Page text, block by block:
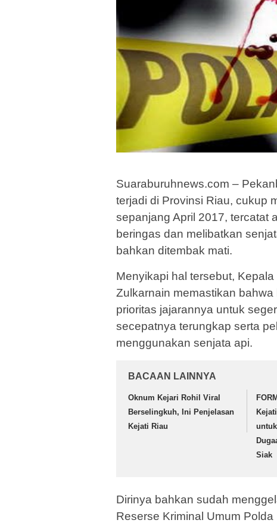
Suaraburuhnews.com –
terjadi di Provinsi Riau, cukup
sepanjang April 2017, tercatat
beringas dan melibatkan
bahkan ditembak mati.
Menyikapi hal tersebut,
Zulkarnain memastikan
prioritas jajarannya untuk
secepatnya terungkap serta
menggunakan senjata api.
BACAAN LAINNYA
Oknum Kejari Rohil Viral
Berselingkuh, Ini Penjelasan
Kejati Riau
Siak
Dirinya bahkan sudah
Reserse Kriminal Umum